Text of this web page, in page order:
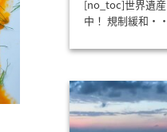
[no_toc]世界遺
中！ 規制緩和・